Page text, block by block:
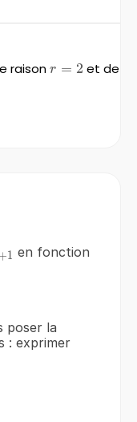
raisonr=2
r = 2 et de
+1 en fonction
poser la
: exprimer